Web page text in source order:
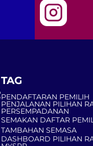
TAG
PENDAFTARAN PEMILIH
PENJALANAN PILIHAN
PERSEMPADANAN
SEMAKAN DAFTAR
TAMBAHAN SEMASA
DASHBOARD PILIHAN